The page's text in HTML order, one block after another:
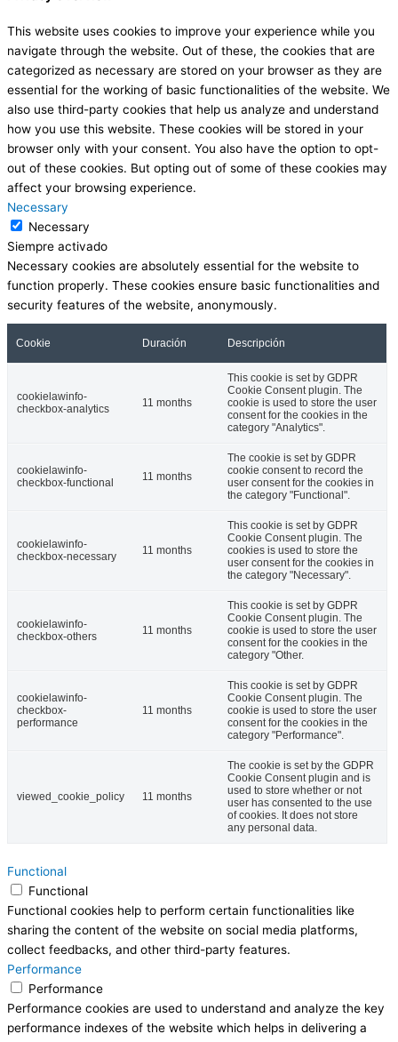
This website uses cookies to improve your experience while you
navigate through the website. Out of these, the cookies that are
categorized as necessary are stored on your browser as they are
essential for the working of basic functionalities of the website. We
also use third-party cookies that help us analyze and understand
how you use this website. These cookies will be stored in your
browser only with your consent. You also have the option to opt-
out of these cookies. But opting out of some of these cookies may
affect your browsing experience.
Necessary
Necessary
Siempre activado
Necessary cookies are absolutely essential for the website to
function properly. These cookies ensure basic functionalities and
security features of the website, anonymously.
Cookie Duración Descripción
cookielawinfo-
checkbox-analytics
11 months
This cookie is set by GDPR
Cookie Consent plugin. The
cookie is used to store the user
consent for the cookies in the
category "Analytics".
cookielawinfo-
checkbox-functional
11 months
The cookie is set by GDPR
cookie consent to record the
user consent for the cookies in
the category "Functional".
cookielawinfo-
checkbox-necessary
11 months
This cookie is set by GDPR
Cookie Consent plugin. The
cookies is used to store the
user consent for the cookies in
the category "Necessary".
cookielawinfo-
checkbox-others
11 months
This cookie is set by GDPR
Cookie Consent plugin. The
cookie is used to store the user
consent for the cookies in the
category "Other.
cookielawinfo-
checkbox-
performance
11 months
This cookie is set by GDPR
Cookie Consent plugin. The
cookie is used to store the user
consent for the cookies in the
category "Performance".
viewed_cookie_policy 11 months
The cookie is set by the GDPR
Cookie Consent plugin and is
used to store whether or not
user has consented to the use
of cookies. It does not store
any personal data.
Functional
Functional
Functional cookies help to perform certain functionalities like
sharing the content of the website on social media platforms,
collect feedbacks, and other third-party features.
Performance
Performance
Performance cookies are used to understand and analyze the key
performance indexes of the website which helps in delivering a